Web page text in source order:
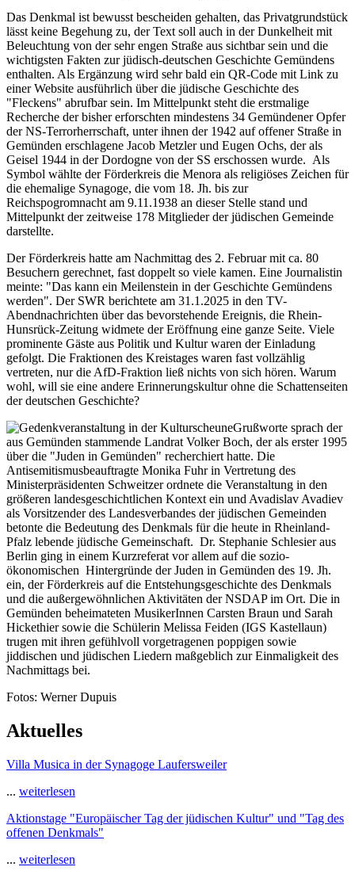
Das Denkmal ist bewusst bescheiden gehalten, das Privatgrundstück
lässt keine Begehung zu, der Text soll auch in der Dunkelheit mit
Beleuchtung von der sehr engen Straße aus sichtbar sein und die
wichtigsten Fakten zur jüdisch-deutschen Geschichte Gemündens
enthalten. Als Ergänzung wird sehr bald ein QR-Code mit Link zu
einer Website ausführlich über die jüdische Geschichte des
"Fleckens" abrufbar sein. Im Mittelpunkt steht die erstmalige
Recherche der bisher erforschten mindestens 34 Gemündener Opfer
der NS-Terrorherrschaft, unter ihnen der 1942 auf offener Straße in
Gemünden erschlagene Jacob Metzler und Eugen Ochs, der als
Geisel 1944 in der Dordogne von der SS erschossen wurde. Als
Symbol wählte der Förderkreis die Menora als religiöses Zeichen für
die ehemalige Synagoge, die vom 18. Jh. bis zur
Reichspogromnacht am 9.11.1938 an dieser Stelle stand und
Mittelpunkt der zeitweise 178 Mitglieder der jüdischen Gemeinde
darstellte.
Der Förderkreis hatte am Nachmittag des 2. Februar mit ca. 80
Besuchern gerechnet, fast doppelt so viele kamen. Eine Journalistin
meinte: "Das kann ein Meilenstein in der Geschichte Gemündens
werden". Der SWR berichtete am 31.1.2025 in den TV-
Abendnachrichten über das bevorstehende Ereignis, die Rhein-
Hunsrück-Zeitung widmete der Eröffnung eine ganze Seite. Viele
prominente Gäste aus Politik und Kultur waren der Einladung
gefolgt. Die Fraktionen des Kreistages waren fast vollzählig
vertreten, nur die AfD-Fraktion ließ nichts von sich hören. Warum
wohl, will sie eine andere Erinnerungskultur ohne die Schattenseiten
der deutschen Geschichte?
Grußworte sprach der
aus Gemünden stammende Landrat Volker Boch, der als erster 1995
über die "Juden in Gemünden" recherchiert hatte. Die
Antisemitismusbeauftragte Monika Fuhr in Vertretung des
Ministerpräsidenten Schweitzer ordnete die Veranstaltung in den
größeren landesgeschichtlichen Kontext ein und Avadislav Avadiev
als Vorsitzender des Landesverbandes der jüdischen Gemeinden
betonte die Bedeutung des Denkmals für die heute in Rheinland-
Pfalz lebende jüdische Gemeinschaft. Dr. Stephanie Schlesier aus
Berlin ging in einem Kurzreferat vor allem auf die sozio-
ökonomischen Hintergründe der Juden in Gemünden des 19. Jh.
ein, der Förderkreis auf die Entstehungsgeschichte des Denkmals
und die außergewöhnlichen Aktivitäten der NSDAP im Ort. Die in
Gemünden beheimateten MusikerInnen Carsten Braun und Sarah
Hickethier sowie die Schülerin Melissa Feiden (IGS Kastellaun)
trugen mit ihren gefühlvoll vorgetragenen poppigen sowie
jiddischen und jüdischen Liedern maßgeblich zur Einmaligkeit des
Nachmittags bei.
Fotos: Werner Dupuis
Aktuelles
Villa Musica in der Synagoge Laufersweiler
... weiterlesen
Aktionstage "Europäischer Tag der jüdischen Kultur" und "Tag des
offenen Denkmals"
... weiterlesen